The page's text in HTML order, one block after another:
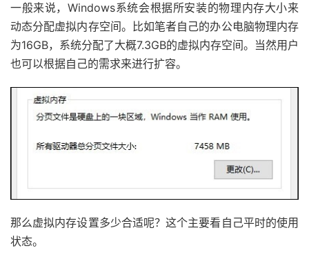
一般来说，Windows系统会根据所安装的物理内存大小来
动态分配虚拟内存空间。比如笔者自己的办公电脑物理内存
为16GB，系统分配了大概7.3GB的虚拟内存空间。当然用户
也可以根据自己的需求来进行扩容。
那么虚拟内存设置多少合适呢？这个主要看自己平时的使用
状态。